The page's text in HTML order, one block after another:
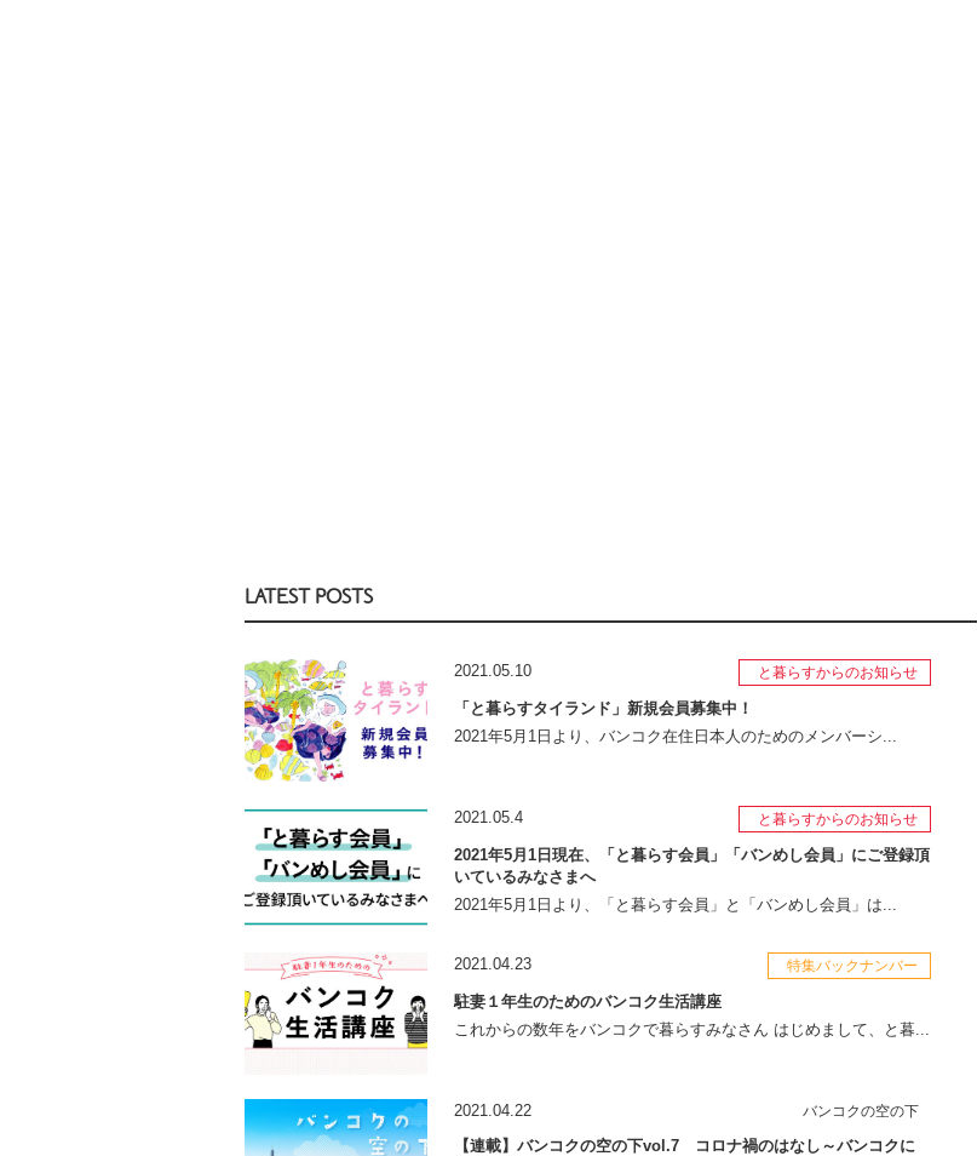
LATEST POSTS
2021.05.10 と暮らすからのお知らせ
「と暮らすタイランド」新規会員募集中！
2021年5月1日より、バンコク在住日本人のためのメンバーシ...
2021.05.4 と暮らすからのお知らせ
2021年5月1日現在、「と暮らす会員」「バンめし会員」にご登録頂
いているみなさまへ
2021年5月1日より、「と暮らす会員」と「バンめし会員」は...
2021.04.23 特集バックナンバー
駐妻１年生のためのバンコク生活講座
これからの数年をバンコクで暮らすみなさん はじめまして、と暮...
2021.04.22 バンコクの空の下
【連載】バンコクの空の下vol.7 コロナ禍のはなし～バンコクに